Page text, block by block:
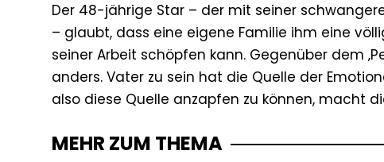
Der 48-jährige Star – der mit seiner
– glaubt, dass eine eigene Familie ihm eine
seiner Arbeit schöpfen kann. Gegenüber dem
anders. Vater zu sein hat die Quelle der
also diese Quelle anzapfen zu können, macht
MEHR ZUM THEMA